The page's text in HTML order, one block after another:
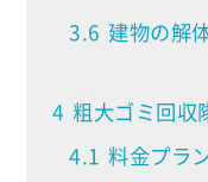
3.6 建物の解
4 粗大ゴミ回収
4.1 料金プラ